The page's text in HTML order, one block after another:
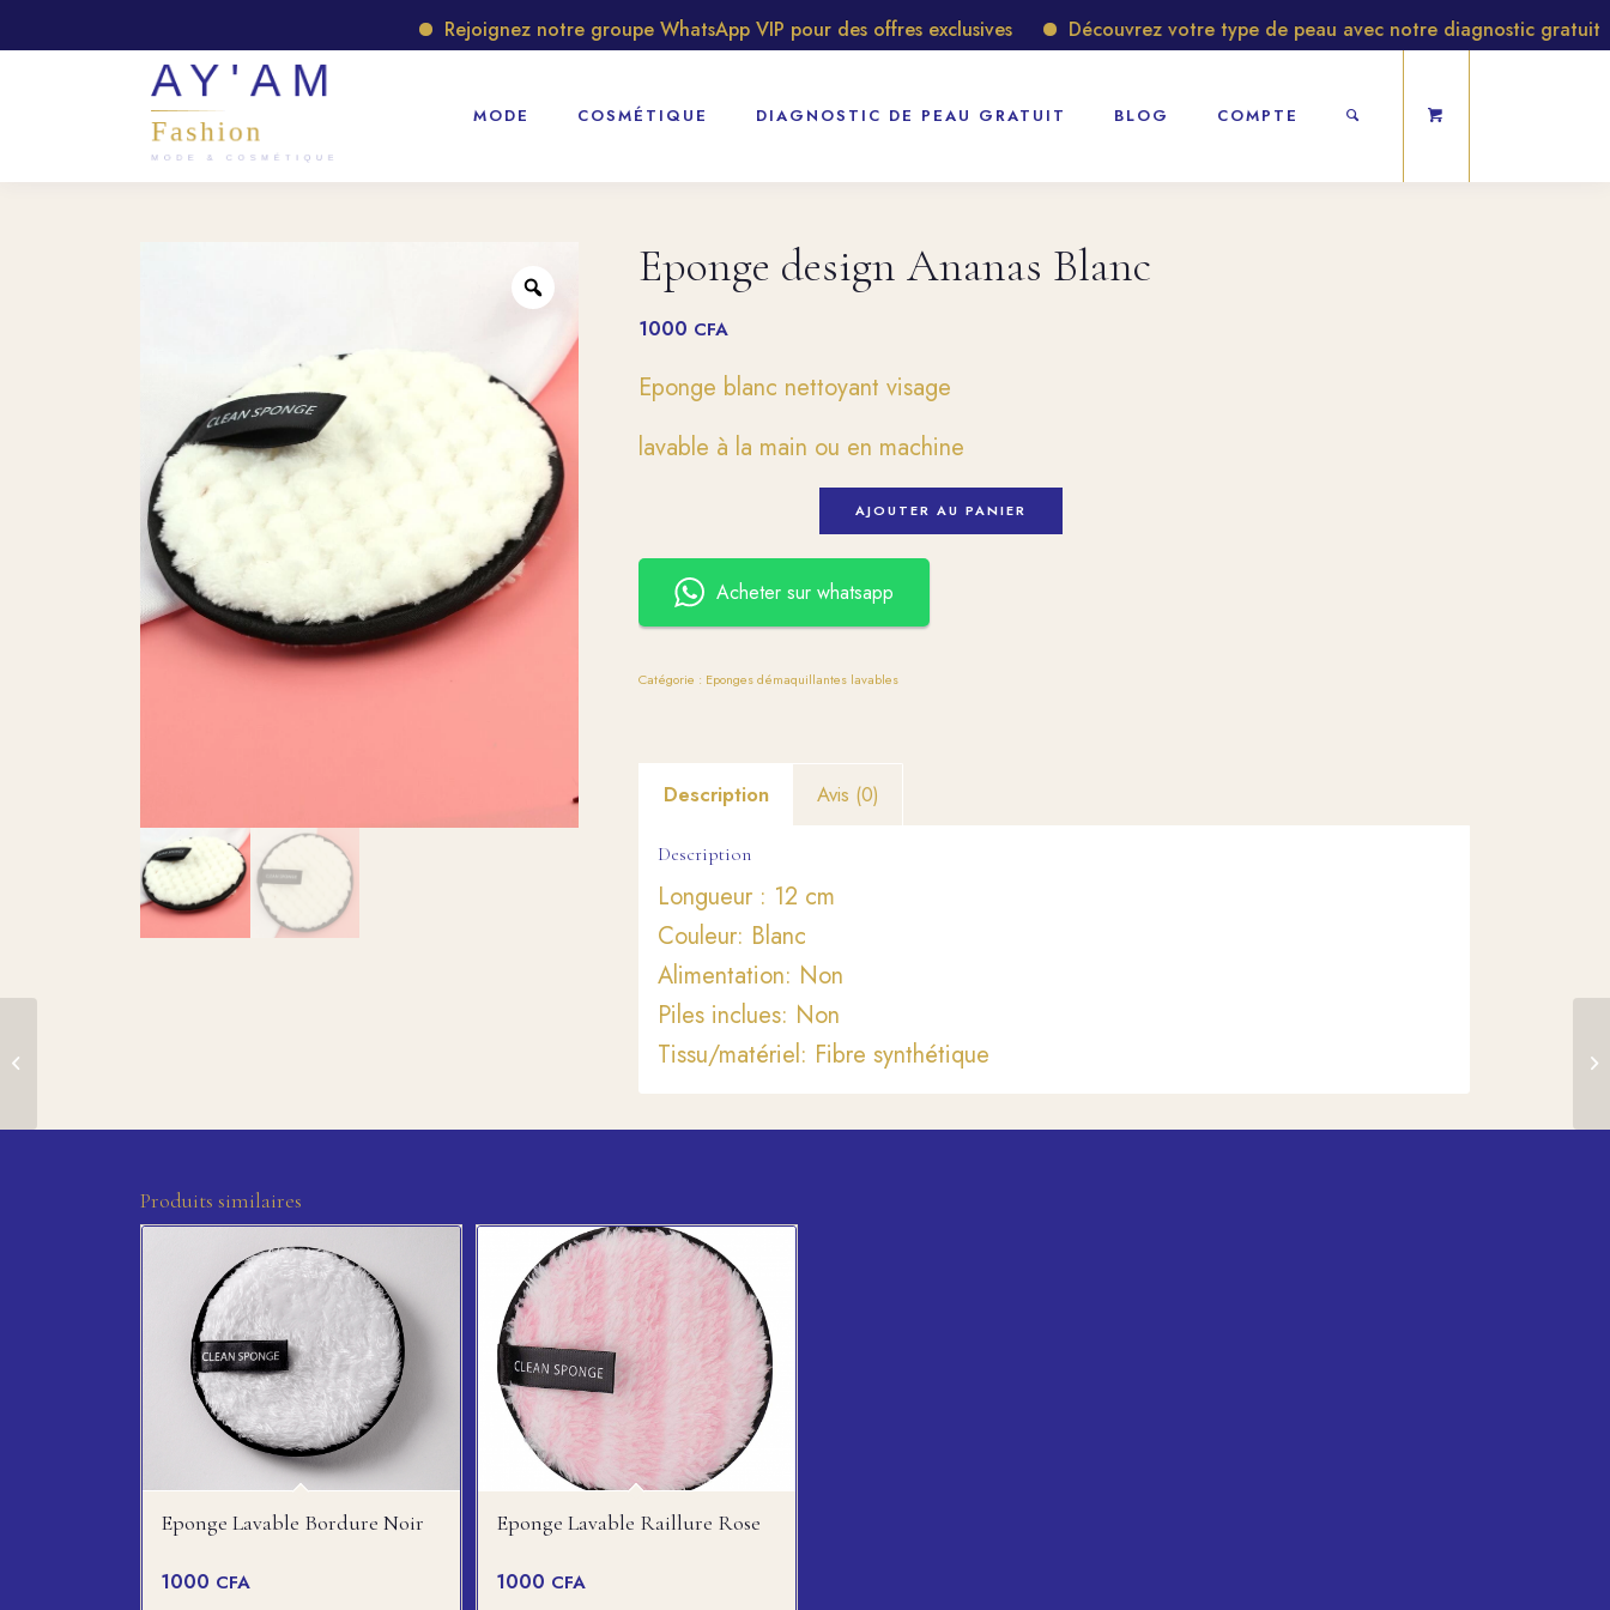
Rejoignez notre groupe WhatsApp VIP pour des offres exclusives Découvrez votre type de peau avec notre diagnostic gratuit
MODE COSMÉTIQUE DIAGNOSTIC DE PEAU GRATUIT BLOG COMPTE
Eponge design Ananas Blanc
1000 CFA
Eponge blanc nettoyant visage
lavable à la main ou en machine
AJOUTER AU PANIER
Acheter sur whatsapp
Catégorie : Eponges démaquillantes lavables
Description Avis (0)
Description
Longueur : 12 cm
Couleur: Blanc
Alimentation: Non
Piles inclues: Non
Tissu/matériel: Fibre synthétique
Produits similaires
Eponge Lavable Bordure Noir
1000 CFA
Eponge Lavable Raillure Rose
1000 CFA